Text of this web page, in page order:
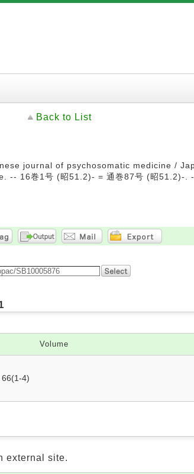
Back to List
journal of psychosomatic medicine /
-- 16巻1号 (昭51.2)- = 通巻87号 (昭51.2)-. --
Volume
4)
external site.